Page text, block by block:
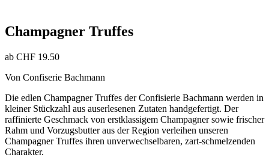
Champagner Truffes
ab CHF 19.50
Von Confiserie Bachmann
Die edlen Champagner Truffes der Confisierie Bachmann werden in
kleiner Stückzahl aus auserlesenen Zutaten handgefertigt. Der
raffinierte Geschmack von erstklassigem Champagner sowie frischer
Rahm und Vorzugsbutter aus der Region verleihen unseren
Champagner Truffes ihren unverwechselbaren, zart-schmelzenden
Charakter.